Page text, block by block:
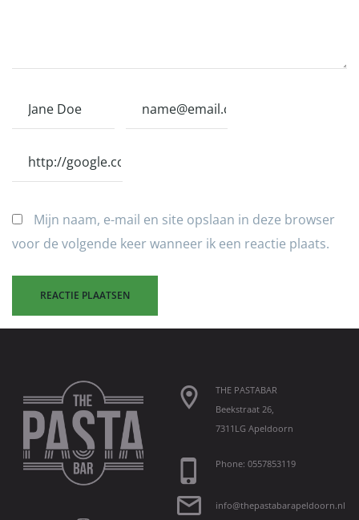
Mijn naam, e-mail en site opslaan in deze browser
voor de volgende keer wanneer ik een reactie plaats.
THE PASTABAR
Beekstraat 26,
7311LG Apeldoorn
Phone: 0557853119
info@thepastabarapeldoorn.nl